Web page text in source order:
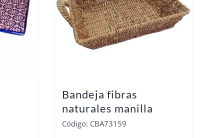
Bandeja fibras
naturales manilla
Código: CBA73159